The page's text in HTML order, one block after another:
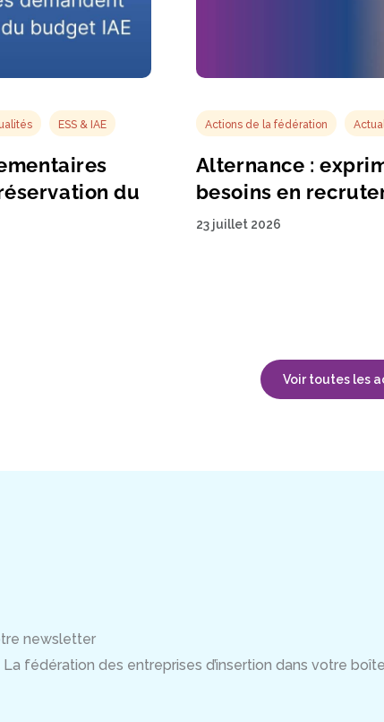
ESS & IAE
du
Actions de la fédération
Alternance :
besoins en
23 juillet 2026
Voir toutes les
newsletter
fédération des entreprises d’insertion dans votre